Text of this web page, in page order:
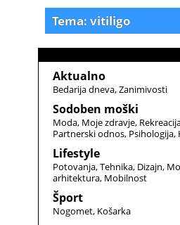
Tema: vitiligo
Aktualno
Bedarija dneva Zanimivosti
Sodoben moški
Moda Moje zdravje
Partnerski odnos Psihologija
Lifestyle
Potovanja Tehnika Dizajn
arhitektura Mobilnost
Šport
Nogomet Košarka